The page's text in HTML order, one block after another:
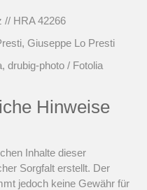
// HRA 42266
Giuseppe Lo Presti
drubig-photo / Fotolia
Hinweise
Inhalte dieser
Sorgfalt erstellt. Der
jedoch keine Gewähr für